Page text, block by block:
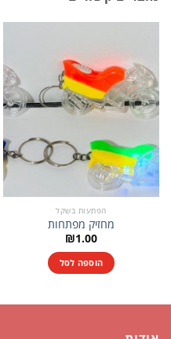
הפתעות בשקל
מחזיק מפתחות
₪1.00
הוספה לסל